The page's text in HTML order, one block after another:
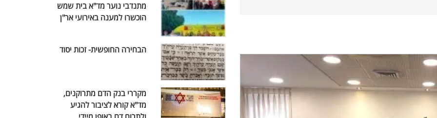
מתנדבי נוער מד"א בית שמש
הוכשרו למענה באירועי אר"ן
הבחירה החופשית- זכות יסוד
מקררי בנק הדם מתרוקנים,
מד"א קורא לציבור להגיע